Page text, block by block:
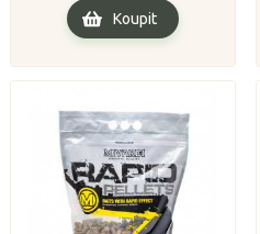
Koupit